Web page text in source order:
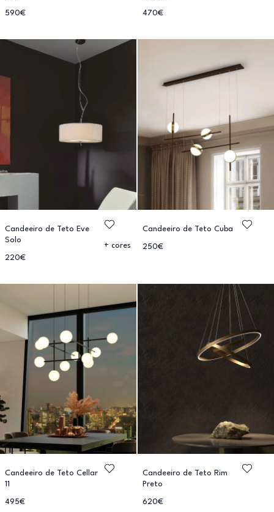
590€ 470€
Candeeiro de Teto Eve
Solo
220€
+ cores
Candeeiro de Teto Cuba
250€
Candeeiro de Teto Cellar
11
495€
Candeeiro de Teto Rim
Preto
620€